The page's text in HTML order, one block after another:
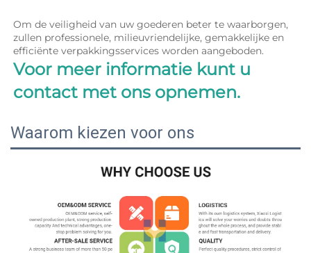
Om de veiligheid van uw goederen beter te waarborgen,
zullen professionele, milieuvriendelijke, gemakkelijke en
Voor meer informatie kunt u
contact met ons opnemen.
Waarom kiezen voor ons